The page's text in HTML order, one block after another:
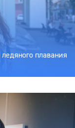
плавания